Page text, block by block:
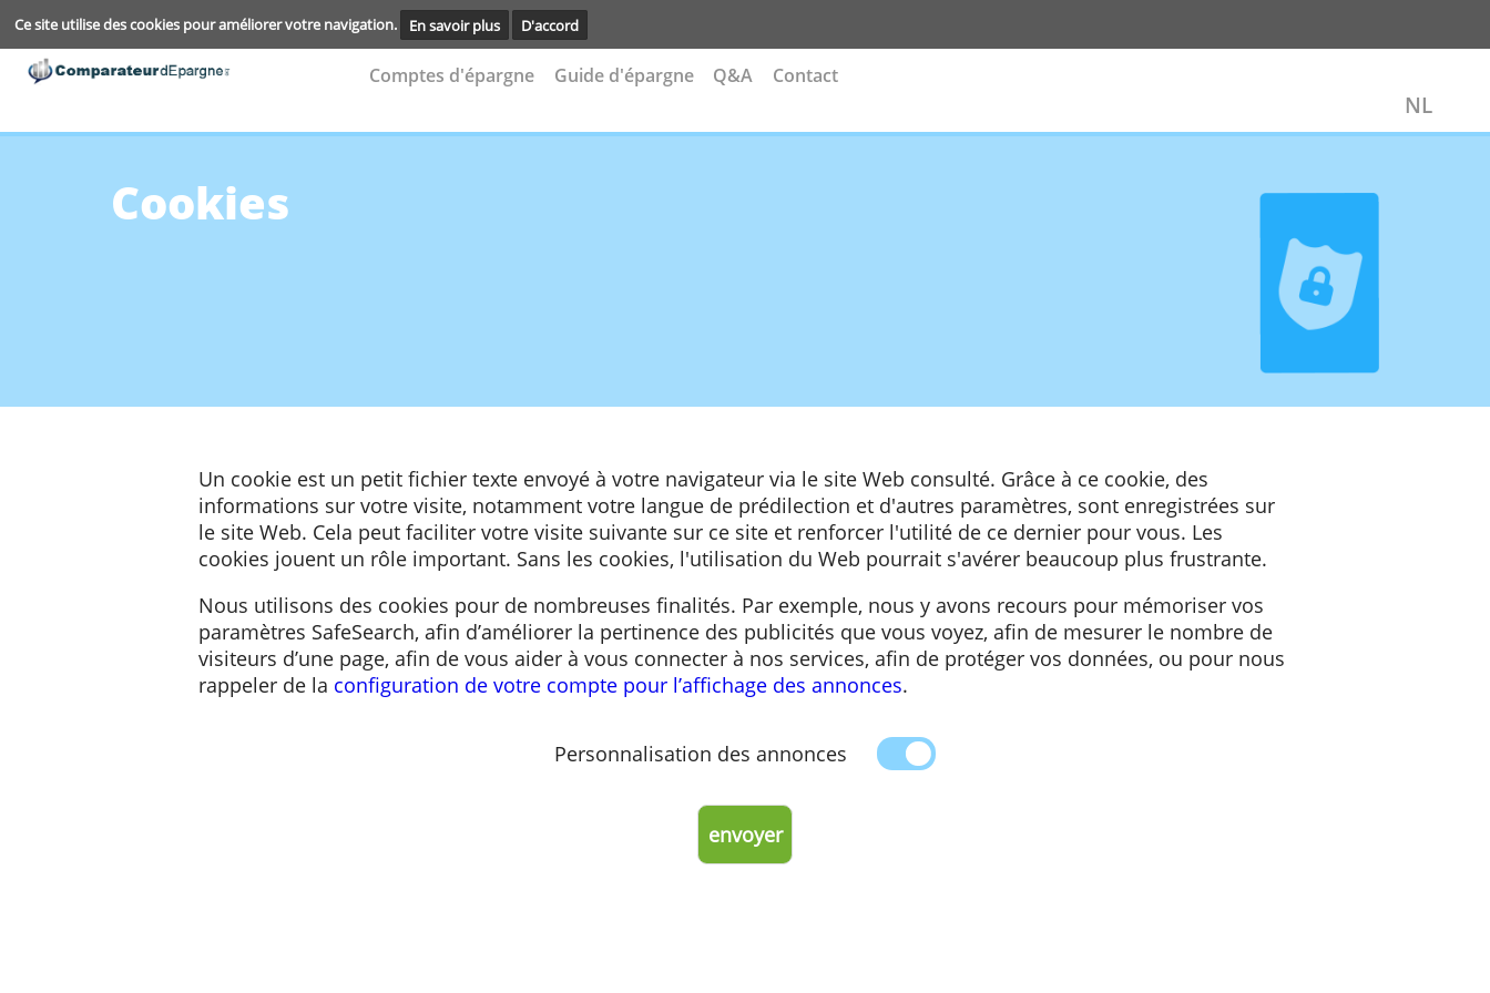
Ce site utilise des cookies pour améliorer votre navigation. En savoir plus
Comptes d'épargne Guide d'épargne Q&A
Cookies
Un cookie est un petit fichier texte envoyé à votre navigateur via le site Web consulté. Grâce à ce cookie, des
informations sur votre visite, notamment votre langue de prédilection et d'autres paramètres, sont enregistrées sur
le site Web. Cela peut faciliter votre visite suivante sur ce site et renforcer l'utilité de ce dernier pour vous. Les
cookies jouent un rôle important. Sans les cookies, l'utilisation du Web pourrait s'avérer beaucoup plus frustrante.
Nous utilisons des cookies pour de nombreuses finalités. Par exemple, nous y avons recours pour mémoriser vos
visiteurs d’une page, afin de vous aider à vous connecter à nos services, afin de protéger vos données, ou pour nous
configuration de votre compte pour l’affichage des annonces
Personnalisation des annonces